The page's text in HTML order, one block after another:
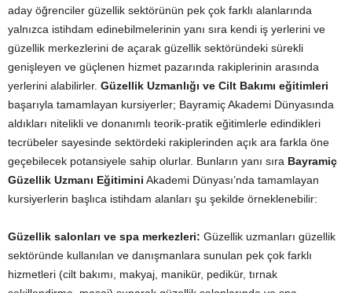
aday öğrenciler güzellik sektörünün pek çok farklı alanlarında
yalnızca istihdam edinebilmelerinin yanı sıra kendi iş yerlerini ve
güzellik merkezlerini de açarak güzellik sektöründeki sürekli
genişleyen ve güçlenen hizmet pazarında rakiplerinin arasında
yerlerini alabilirler. Güzellik Uzmanlığı ve Cilt Bakımı eğitimleri
başarıyla tamamlayan kursiyerler; Bayramiç Akademi Dünyasında
aldıkları nitelikli ve donanımlı teorik-pratik eğitimlerle edindikleri
tecrübeler sayesinde sektördeki rakiplerinden açık ara farkla öne
geçebilecek potansiyele sahip olurlar. Bunların yanı sıra Bayramiç
Güzellik Uzmanı Eğitimini Akademi Dünyası’nda tamamlayan
kursiyerlerin başlıca istihdam alanları şu şekilde örneklenebilir:
Güzellik salonları ve spa merkezleri: Güzellik uzmanları güzellik
sektöründe kullanılan ve danışmanlara sunulan pek çok farklı
hizmetleri (cilt bakımı, makyaj, manikür, pedikür, tırnak